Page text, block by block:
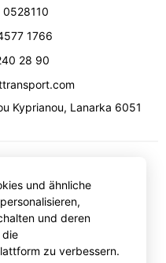
1766
28 90
Kyprianou, Lanarka 6051
und ähnliche
und deren
die
zu verbessern.